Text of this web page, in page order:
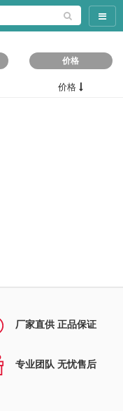
导航
价格
价格
厂家直供 正品保证
专业团队 无忧售后